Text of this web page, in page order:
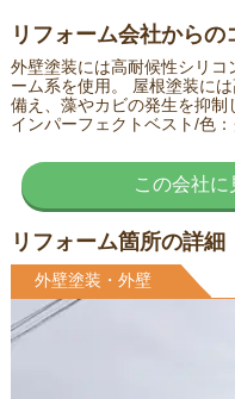
リフォーム会社からの
外壁塗装には高耐候性シリコ
ーム系を使用。 屋根塗装に
備え、藻やカビの発生を抑
インパーフェクトベスト/色：
この会社に
リフォーム箇所の詳細
外壁塗装・外壁